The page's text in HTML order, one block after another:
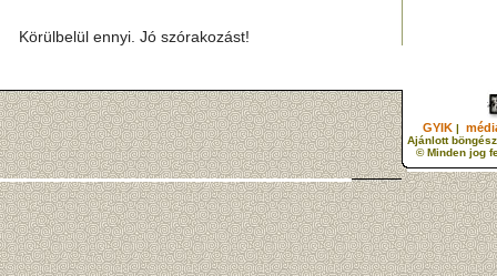
Körülbelül ennyi. Jó szórakozást!
GYIK |
Ajánlott
© Minden jog